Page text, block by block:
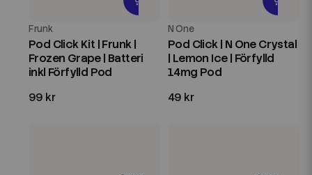
Frunk
Pod Click Kit | Frunk |
Frozen Grape | Batteri
inkl Förfylld Pod
99 kr
N One
Pod Click | N One Crystal
| Lemon Ice | Förfylld
14mg Pod
49 kr